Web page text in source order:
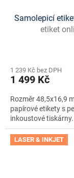
Samolepicí
etiket
1 239 Kč bez DPH
1 499 Kč
Rozměr 48,5x16,9
papírové etikety s
inkoustové tiskárny.
LASER & INKJET